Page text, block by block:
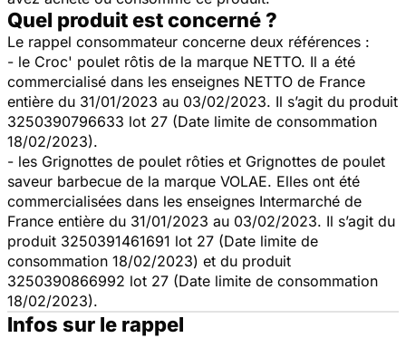
Quel produit est concerné ?
Le rappel consommateur concerne deux références :
- le Croc' poulet rôtis de la marque NETTO. Il a été
commercialisé dans les enseignes NETTO de France
entière du 31/01/2023 au 03/02/2023. Il s’agit du produit
3250390796633 lot 27 (Date limite de consommation
18/02/2023).
- les Grignottes de poulet rôties et Grignottes de poulet
saveur barbecue de la marque VOLAE. Elles ont été
commercialisées dans les enseignes Intermarché de
France entière du 31/01/2023 au 03/02/2023. Il s’agit du
produit 3250391461691 lot 27 (Date limite de
consommation 18/02/2023) et du produit
3250390866992 lot 27 (Date limite de consommation
18/02/2023).
Infos sur le rappel